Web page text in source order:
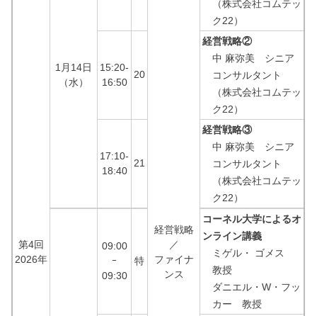
第4回
2026年
1月14日
（水）
経営戦略
／
ファイナ
ンス
（株式会社コムテッ
ク22）
15:20-
16:50
20
経営戦略②
中 麻弥美 シニア
コンサルタント
（株式会社コムテッ
ク22）
17:10-
18:40
21
経営戦略③
中 麻弥美 シニア
コンサルタント
（株式会社コムテッ
ク22）
09:00
ｰ
09:30
特
コーネル大学によるオ
ンライン講義
ミゲル・ ゴメス
教授
ダニエル・W・フッ
カー 教授